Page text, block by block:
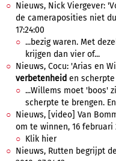
Nieuws, Nick Viergever:
de cameraposities niet
17:24:00
...bezig waren. Met
krijgen dan vier of...
Nieuws, Cocu: 'Arias en
verbetenheid en scherpte
...Willems moet 'boos'
scherpte te brengen.
Nieuws, [video] Van
om te winnen, 16 februari
Klik hier
Nieuws, Rutten begrijpt